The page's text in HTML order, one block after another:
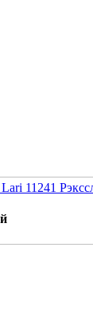
11241